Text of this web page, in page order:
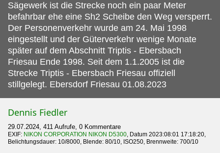
Sägewerk ist die Strecke noch ein paar Meter
befahrbar ehe eine Sh2 Scheibe den Weg versperrt.
Der Personenverkehr wurde am 24. Mai 1998
eingestellt und der Güterverkehr wenige Monate
später auf dem Abschnitt Triptis - Ebersbach
Friesau Ende 1998. Seit dem 1.1.2005 ist die
Strecke Triptis - Ebersbach Friesau offiziell
stillgelegt. Ebersdorf Friesau 01.08.2023
Dennis Fiedler
29.07.2024, 411 Aufrufe, 0 Kommentare
EXIF: NIKON CORPORATION NIKON D5300, Datum 2023:08:01 17:18:20,
Belichtungsdauer: 10/8000, Blende: 80/10, ISO250, Brennweite: 700/10